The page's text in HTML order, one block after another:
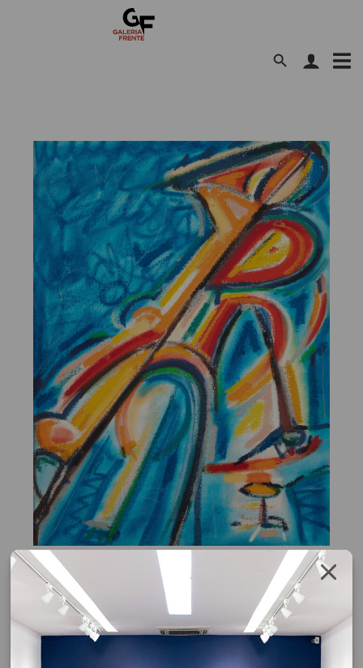
Ivald Granato
Sem Título
óleo sobre tela
1997
70 x 50 cm
assinatura no verso